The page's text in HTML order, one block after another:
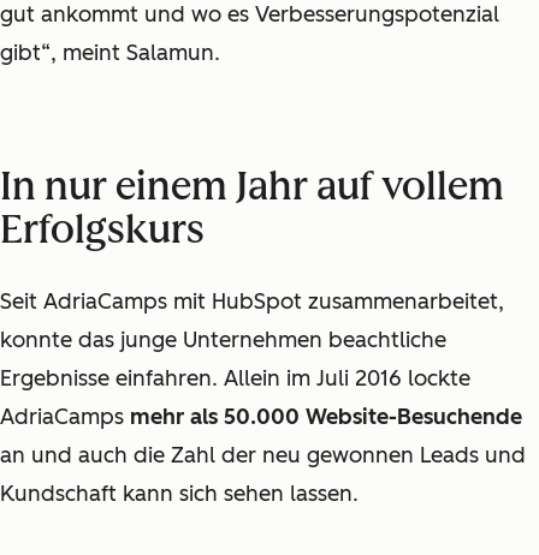
gut ankommt und wo es Verbesserungspotenzial
gibt“, meint Salamun.
In nur einem Jahr auf vollem
Erfolgskurs
Seit AdriaCamps mit HubSpot zusammenarbeitet,
konnte das junge Unternehmen beachtliche
Ergebnisse einfahren. Allein im Juli 2016 lockte
AdriaCamps mehr als 50.000 Website-Besuchende
an und auch die Zahl der neu gewonnen Leads und
Kundschaft kann sich sehen lassen.